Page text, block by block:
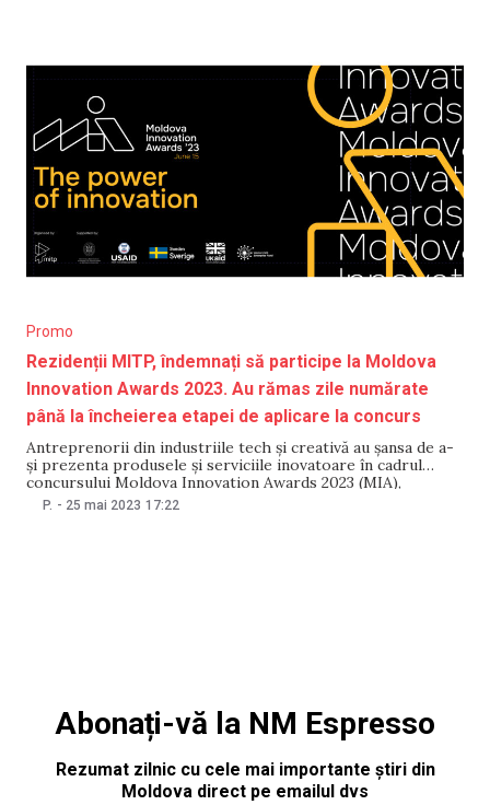
Promo
Rezidenții MITP, îndemnați să participe la Moldova
Innovation Awards 2023. Au rămas zile numărate
până la încheierea etapei de aplicare la concurs
Antreprenorii din industriile tech și creativă au șansa de a-
și prezenta produsele și serviciile inovatoare în cadrul
concursului Moldova Innovation Awards 2023 (MIA),
organizat în premieră în țara noastră. Concursul, lansat de
P. - 25 mai 2023 17:22
Abonați-vă la NM Espresso
Rezumat zilnic cu cele mai importante știri din
Moldova direct pe emailul dvs